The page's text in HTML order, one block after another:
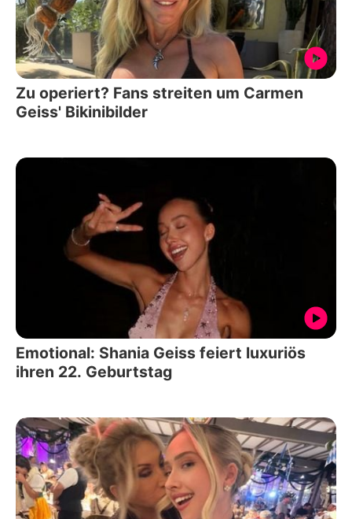
Zu operiert? Fans streiten um Carmen
Geiss' Bikinibilder
Emotional: Shania Geiss feiert luxuriös
ihren 22. Geburtstag